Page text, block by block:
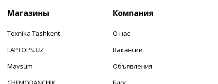
Магазины
Texnika Tashkent
LAPTOPS.UZ
Mavsum
Компания
О нас
Вакансии
Объявления